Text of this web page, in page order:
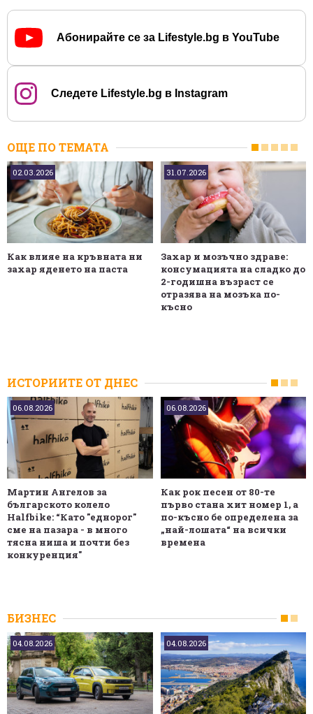
Абонирайте се за Lifestyle.bg в YouTube
Следете Lifestyle.bg в Instagram
ОЩЕ ПО ТЕМАТА
02.03.2026
Как влияе на кръвната ни
захар яденето на паста
31.07.2026
Захар и мозъчно здраве:
консумацията на сладко до
2-годишна възраст се
отразява на мозъка по-
късно
ИСТОРИИТЕ ОТ ДНЕС
06.08.2026
Мартин Ангелов за
българското колело
Halfbike: “Като "еднорог"
сме на пазара - в много
тясна ниша и почти без
конкуренция"
06.08.2026
Как рок песен от 80-те
първо стана хит номер 1, а
по-късно бе определена за
„най-лошата“ на всички
времена
БИЗНЕС
04.08.2026 04.08.2026